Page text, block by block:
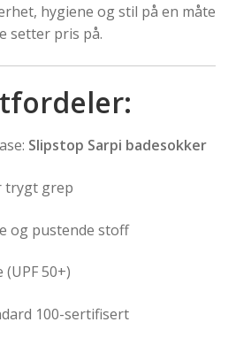
hygiene og stil på en måte
setter pris på.
Slipstop Sarpi badesokker
trygt grep
og pustende stoff
50+)
100-sertifisert